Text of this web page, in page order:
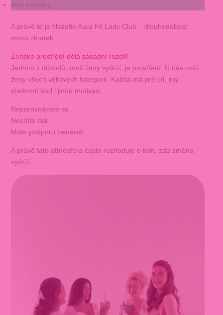
mizí extrémy
A právě to je filozofie Aura Fit Lady Club – dlouhodobost
místo zkratek.
Ženské prostředí dělá zásadní rozdíl!
Jedním z důvodů, proč ženy vydrží, je prostředí. U nás cvičí
ženy všech věkových kategorií. Každá má jiný cíl, jiný
startovní bod i jinou motivaci.
Neporovnáváte se.
Necítíte tlak.
Máte podporu trenérek.
A právě tato atmosféra často rozhoduje o tom, zda změna
vydrží.